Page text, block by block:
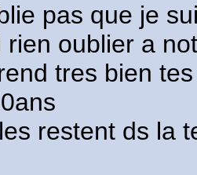
pas que je
rien oublier a
tres bien
restent ds la